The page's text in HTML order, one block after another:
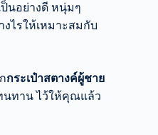
นอย่างดี หนุ่มๆ
ไรให้เหมาะสมกับ
กระเป๋าสตางค์ผู้ชาย
นทาน ไว้ให้คุณแล้ว